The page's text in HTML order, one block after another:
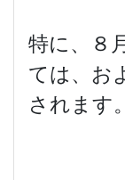
特に、８
ては、お
されます。